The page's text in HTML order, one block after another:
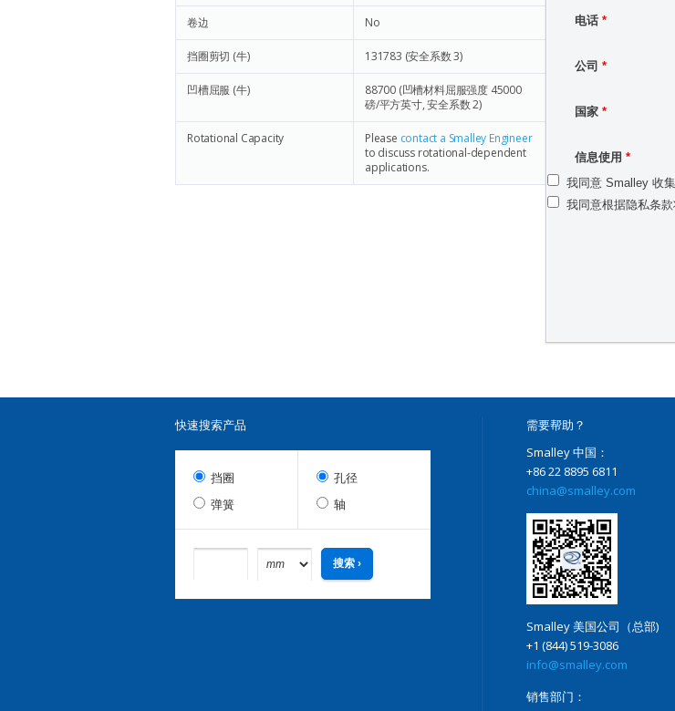
卷边 No
挡圈剪切 (牛) 131783 (安全系数 3)
凹槽屈服 (牛) 88700 (凹槽材料屈服强度 45000
磅/平方英寸, 安全系数 2)
Rotational Capacity Please contact a Smalley Engineer
to discuss rotational-dependent
applications.
电话 *
公司 *
国家 *
信息使用 *
我同意 Smalley 收
我同意根据隐私条
快速搜索产品
挡圈
弹簧
孔径
轴
需要帮助？
Smalley 中国：
+86 22 8895 6811
china@smalley.com
Smalley 美国公司（总部)
+1 (844) 519-3086
info@smalley.com
销售部门：